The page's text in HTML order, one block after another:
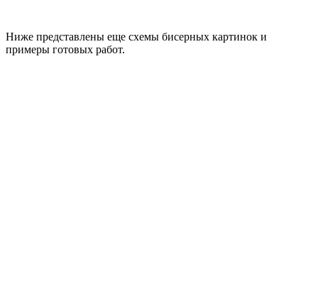
Ниже представлены еще схемы бисерных картинок и
примеры готовых работ.